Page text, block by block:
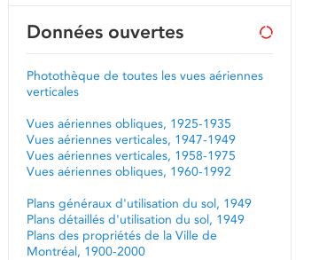
Données ouvertes
Photothèque de toutes les vues aériennes
verticales
Vues aériennes obliques, 1925-1935
Vues aériennes verticales, 1947-1949
Vues aériennes verticales, 1958-1975
Vues aériennes obliques, 1960-1992
Plans généraux d'utilisation du sol, 1949
Plans détaillés d'utilisation du sol, 1949
Plans des propriétés de la Ville de
Montréal, 1900-2000